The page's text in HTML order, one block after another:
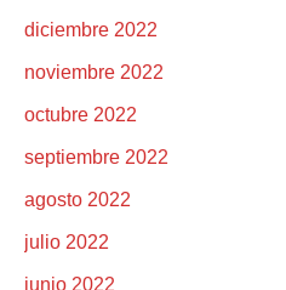
diciembre 2022
noviembre 2022
octubre 2022
septiembre 2022
agosto 2022
julio 2022
junio 2022